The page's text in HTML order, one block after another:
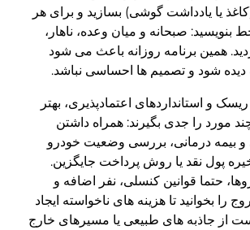
یا یادداشت گوشی) بسازید و برای هر
بنویسید: صبحانه و میان وعده، ناهار،
همین برنامه روزانه باعث می شود
شود و تصمیم ها احساسی نباشد.
و استانداردهای اعتمادپذیری، بهتر
مورد را جدی بگیرند: همراه داشتن
بیمه درمانی، بررسی وضعیت خودرو
پول نقد یا روش پرداخت جایگزین.
حتما قوانین کنسلی، نفر اضافه و
بخوانید تا هزینه های ناخواسته ایجاد
از جاذبه های طبیعی یا مسیرهای خارج